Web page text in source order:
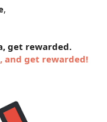
,
get rewarded.
and get rewarded!